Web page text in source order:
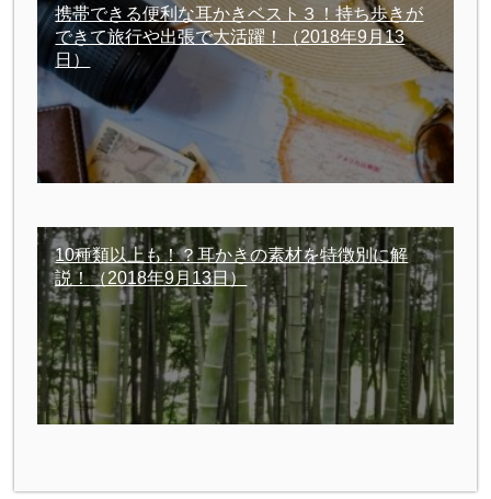
携帯できる便利な耳かきベスト３！持ち歩きが
できて旅行や出張で大活躍！
（2018年9月13
日）
10種類以上も！？耳かきの素材を特徴別に解
説！（2018年9月13日）